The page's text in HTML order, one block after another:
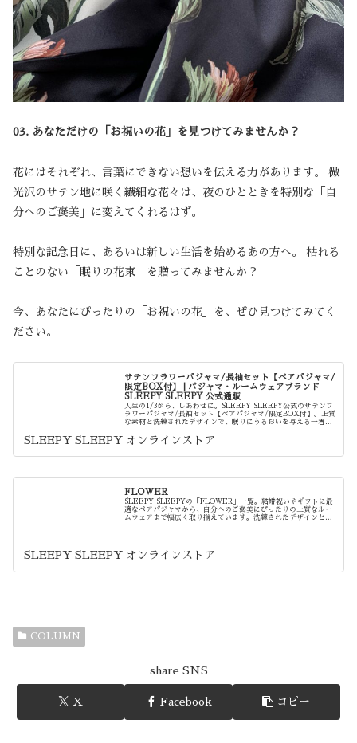
03. あなただけの「お祝いの花」を見つけてみませんか？
花にはそれぞれ、言葉にできない想いを伝える力があります。 微
光沢のサテン地に咲く繊細な花々は、夜のひとときを特別な「自
分へのご褒美」に変えてくれるはず。
特別な記念日に、あるいは新しい生活を始めるあの方へ。 枯れる
ことのない「眠りの花束」を贈ってみませんか？
今、あなたにぴったりの「お祝いの花」を、ぜひ見つけてみてく
ださい。
サテンフラワーパジャマ/長袖セット【ペアパジャマ/
限定BOX付】 | パジャマ・ルームウェアブランド
SLEEPY SLEEPY 公式通販
人生の1/3から、しあわせに。SLEEPY SLEEPY公式のサテンフ
ラワーパジャマ/長袖セット【ペアパジャマ/限定BOX付】。上質
な素材と洗練されたデザインで、眠りにうるおいを与える一着で
SLEEPY SLEEPY オンラインストア
FLOWER
SLEEPY SLEEPYの「FLOWER」一覧。結婚祝いやギフトに最
適なペアパジャマから、自分へのご褒美にぴったりの上質なルー
ムウェアまで幅広く取り揃えています。洗練されたデザインと最
SLEEPY SLEEPY オンラインストア
COLUMN
share SNS
X Facebook コピー